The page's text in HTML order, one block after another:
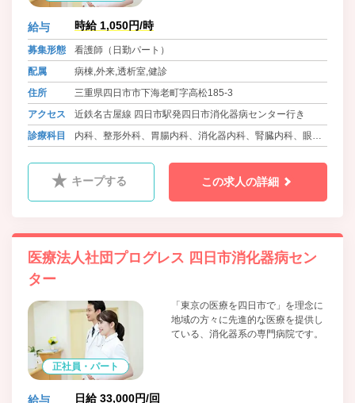
給与 時給 1,050円/時
募集形態
看護師（日勤パート）
配属
病棟,外来,透析室,健診
住所
三重県四日市市下海老町字高松185-3
アクセス
近鉄名古屋線 四日市駅発四日市消化器病センター行き
診療科目
内科、整形外科、胃腸内科、消化器内科、腎臓内科、眼
分泌内科
キープする この求人の詳細
医療法人社団プログレス 四日市消化器病セン
ター
正社員・パート
「東京の医療を四日市で」を理念に
地域の方々に先進的な医療を提供し
ている、消化器系の専門病院です。
給与 日給 33,000円/回